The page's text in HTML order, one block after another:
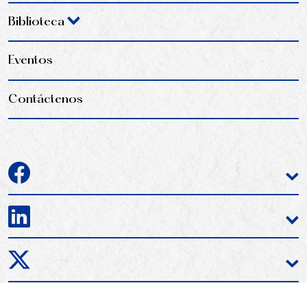
Biblioteca
Eventos
Contáctenos